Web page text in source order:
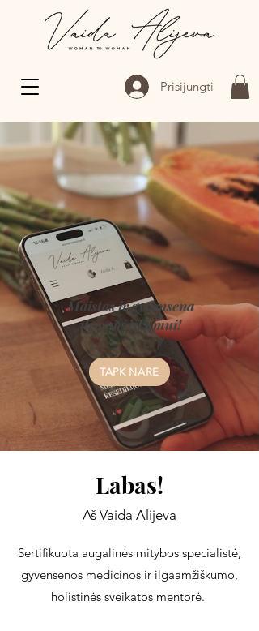
Prisijungti
Maistas ir gyvensena
ilgaamžiškumui!
TAPK NARE
Labas!
Aš Vaida Alijeva
Sertifikuota augalinės mitybos specialistė,
gyvensenos medicinos ir ilgaamžiškumo,
holistinės sveikatos mentorė.